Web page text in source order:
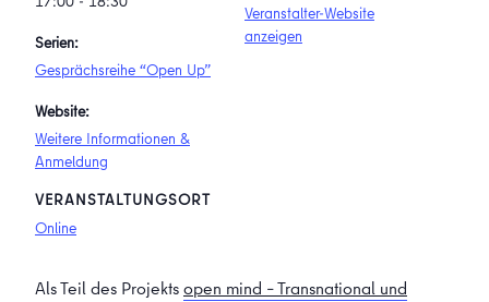
Serien:
Gesprächsreihe “Open Up”
Website:
Weitere Informationen &
Anmeldung
VERANSTALTUNGSORT
Online
Veranstalter-Website
anzeigen
Als Teil des Projektsopen mind – Transnational und